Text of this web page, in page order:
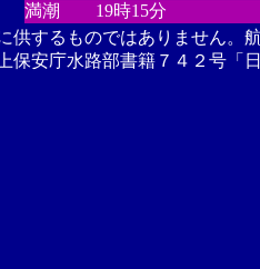
満潮
19時15分
供するものではありません。
保安庁水路部書籍７４２号「